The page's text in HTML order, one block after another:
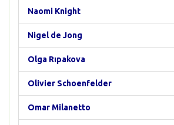
Naomi Knight
Nigel de Jong
Olga Rıpakova
Olivier Schoenfelder
Omar Milanetto